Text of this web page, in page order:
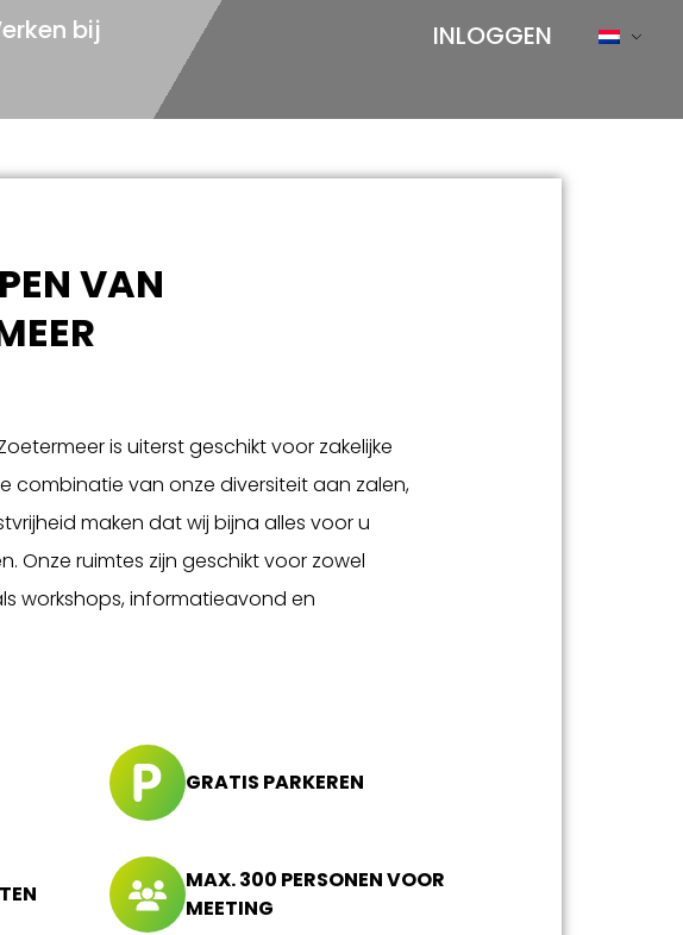
INLOGGEN
bij
VAN
is uiterst geschikt voor zakelijke
combinatie van onze diversiteit aan zalen,
maken dat wij bijna alles voor u
Onze ruimtes zijn geschikt voor zowel
workshops, informatieavond en
GRATIS PARKEREN
MAX. 300 PERSONEN VOOR
MEETING